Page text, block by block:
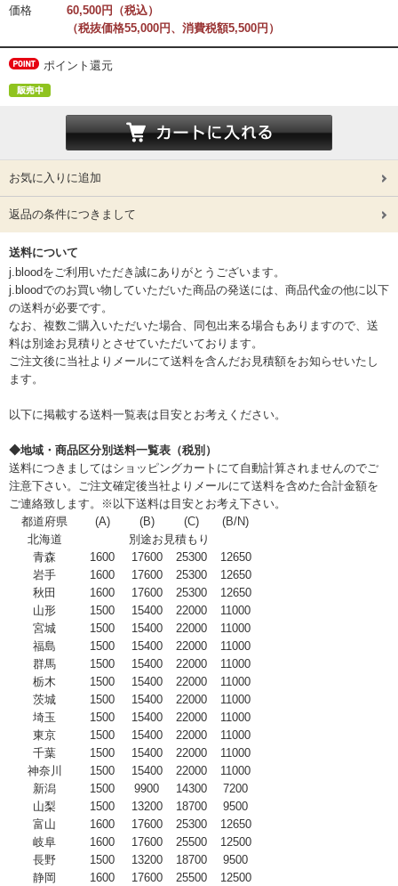
価格
60,500円（税込）
（税抜価格55,000円、消費税額5,500円）
ポイント還元
お気に入りに追加
返品の条件につきまして
送料について
j.bloodをご利用いただき誠にありがとうございます。
j.bloodでのお買い物していただいた商品の発送には、商品代金の他に以下
の送料が必要です。
なお、複数ご購入いただいた場合、同包出来る場合もありますので、送
料は別途お見積りとさせていただいております。
ご注文後に当社よりメールにて送料を含んだお見積額をお知らせいたし
ます。
以下に掲載する送料一覧表は目安とお考えください。
◆地域・商品区分別送料一覧表（税別）
送料につきましてはショッピングカートにて自動計算されませんのでご
注意下さい。ご注文確定後当社よりメールにて送料を含めた合計金額を
ご連絡致します。※以下送料は目安とお考え下さい。
都道府県
(A) (B) (C)
(B/N)
北海道
別途お見積もり
青森
1600 17600 25300
12650
岩手
1600 17600 25300
12650
秋田
1600 17600 25300
12650
山形
1500 15400 22000
11000
宮城
1500 15400 22000
11000
福島
1500 15400 22000
11000
群馬
1500 15400 22000
11000
栃木
1500 15400 22000
11000
茨城
1500 15400 22000
11000
埼玉
1500 15400 22000
11000
東京
1500 15400 22000
11000
千葉
1500 15400 22000
11000
神奈川
1500 15400 22000
11000
新潟
1500 9900 14300
7200
山梨
1500 13200 18700
9500
富山
1600 17600 25300
12650
岐阜
1600 17600 25500
12500
長野
1500 13200 18700
9500
静岡
1600 17600 25500
12500